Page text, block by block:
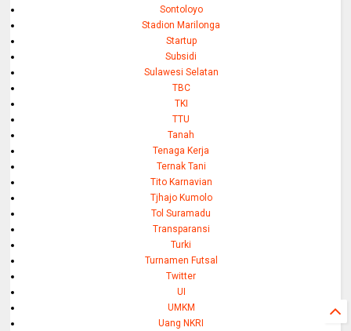
Sontoloyo
Stadion Marilonga
Startup
Subsidi
Sulawesi Selatan
TBC
TKI
TTU
Tanah
Tenaga Kerja
Ternak Tani
Tito Karnavian
Tjhajo Kumolo
Tol Suramadu
Transparansi
Turki
Turnamen Futsal
Twitter
UI
UMKM
Uang NKRI